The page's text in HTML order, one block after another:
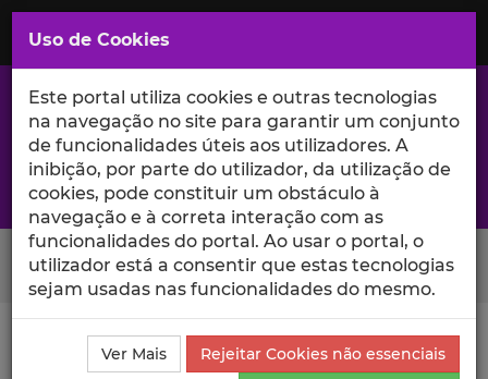
Saltar
para
Conteúdo
Principal
A excelência da investigação e ciência no Iscte
Search Button
Ciência_Iscte Publicações
Descrição Detalhada da
Publicação
Uso de Cookies
Este portal utiliza cookies e outras tecnologias
na navegação no site para garantir um conjunto
de funcionalidades úteis aos utilizadores. A
inibição, por parte do utilizador, da utilização de
cookies, pode constituir um obstáculo à
navegação e à correta interação com as
funcionalidades do portal. Ao usar o portal, o
utilizador está a consentir que estas tecnologias
sejam usadas nas funcionalidades do mesmo.
Ver Mais
Rejeitar Cookies não essenciais